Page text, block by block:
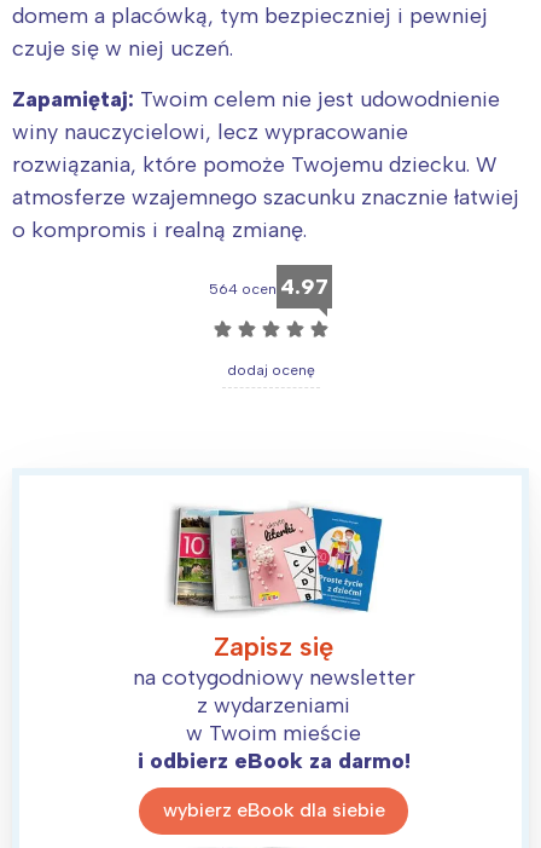
domem a placówką, tym bezpieczniej i pewniej
czuje się w niej uczeń.
Zapamiętaj: Twoim celem nie jest udowodnienie
winy nauczycielowi, lecz wypracowanie
rozwiązania, które pomoże Twojemu dziecku. W
atmosferze wzajemnego szacunku znacznie łatwiej
o kompromis i realną zmianę.
564 ocen 4.97
☆ ☆ ☆ ☆ ☆
dodaj ocenę
Zapisz się
na cotygodniowy newsletter
z wydarzeniami
w Twoim mieście
i odbierz eBook za darmo!
wybierz eBook dla siebie